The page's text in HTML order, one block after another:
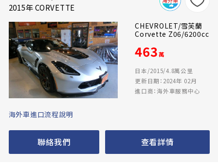
2015年 CORVETTE
CHEVROLET/雪芙蘭
Corvette Z06/6200cc
463萬
日本/2015/4.8萬公里
更新日期：2024年 02月
進口商：海外車服務中心
海外車進口流程說明
聯絡我們 查看詳情